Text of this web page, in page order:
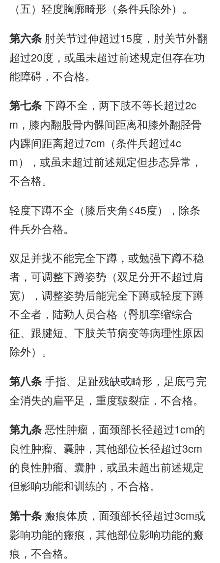
（五）轻度胸廓畸形（条件兵除外）。
第六条 肘关节过伸超过15度，肘关节外翻
超过20度，或虽未超过前述规定但存在功
能障碍，不合格。
第七条下蹲不全，两下肢不等长超过2c
m，膝内翻股骨内髁间距离和膝外翻胫骨
内踝间距离超过7cm（条件兵超过4c
m），或虽未超过前述规定但步态异常，
不合格。
轻度下蹲不全（膝后夹角≤45度），除条
件兵外合格。
双足并拢不能完全下蹲，或勉强下蹲不稳
者，可调整下蹲姿势（双足分开不超过肩
宽），调整姿势后能完全下蹲或轻度下蹲
不全者，陆勤人员合格（臀肌挛缩综合
征、跟腱短、下肢关节病变等病理性原因
除外）。
第八条手指、足趾残缺或畸形，足底弓完
全消失的扁平足，重度皲裂症，不合格。
第九条恶性肿瘤，面颈部长径超过1cm的
良性肿瘤、囊肿，其他部位长径超过3cm
的良性肿瘤、囊肿，或虽未超出前述规定
但影响功能和训练的，不合格。
第十条 瘢痕体质，面颈部长径超过3cm或
影响功能的瘢痕，其他部位影响功能的瘢
痕，不合格。